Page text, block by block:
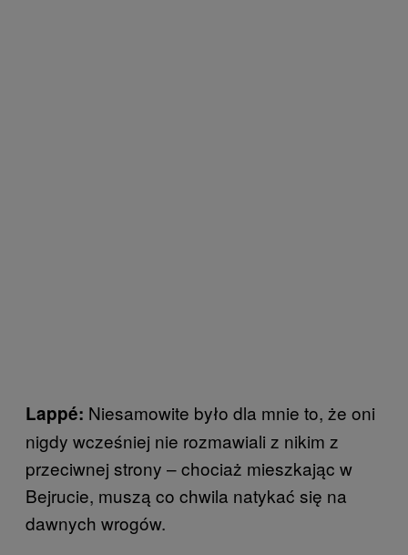
Lappé: Niesamowite było dla mnie to, że oni
nigdy wcześniej nie rozmawiali z nikim z
przeciwnej strony – chociaż mieszkając w
Bejrucie, muszą co chwila natykać się na
dawnych wrogów.